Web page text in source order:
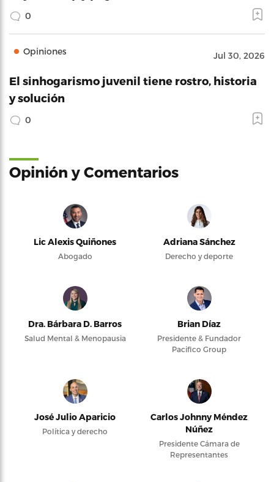
0
Opiniones Jul 30, 2026
El sinhogarismo juvenil tiene rostro, historia
y solución
0
Opinión y Comentarios
Lic Alexis Quiñones
Abogado
Adriana Sánchez
Derecho y deporte
Dra. Bárbara D. Barros
Salud Mental & Menopausia
Brian Díaz
Presidente & Fundador
Pacifico Group
José Julio Aparicio
Política y derecho
Carlos Johnny Méndez
Núñez
Presidente Cámara de
Representantes